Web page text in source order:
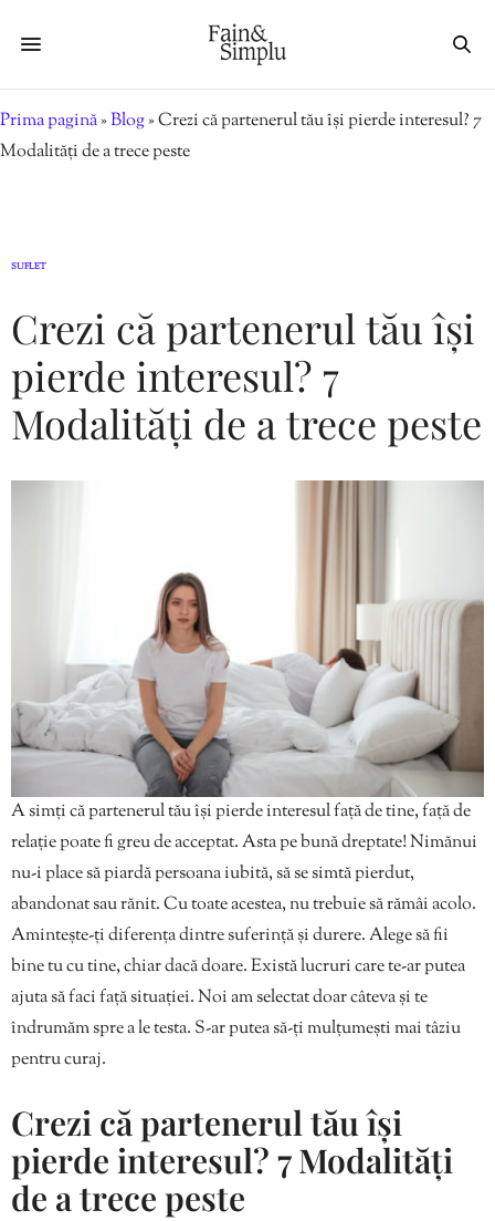
Prima pagină»Blog»Crezi că partenerul tău își pierde interesul? 7
Modalități de a trece peste
SUFLET
Crezi că partenerul tău își
pierde interesul? 7
Modalități de a trece peste
A simți că partenerul tău își pierde interesul față de tine, față de
relație poate fi greu de acceptat. Asta pe bună dreptate! Nimănui
nu-i place să piardă persoana iubită, să se simtă pierdut,
abandonat sau rănit. Cu toate acestea, nu trebuie să rămâi acolo.
Amintește-ți diferența dintre suferință și durere. Alege să fii
bine tu cu tine, chiar dacă doare. Există lucruri care te-ar putea
ajuta să faci față situației. Noi am selectat doar câteva și te
îndrumăm spre a le testa. S-ar putea să-ți mulțumești mai tâziu
pentru curaj.
Crezi că partenerul tău își
pierde interesul? 7 Modalități
de a trece peste